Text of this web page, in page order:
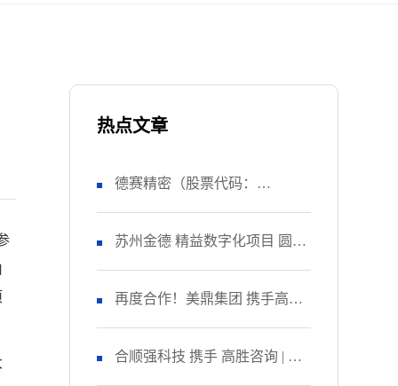
热点文章
德赛精密（股票代码：
SZ000049） 正式启动 管理升级
&精益注塑项目！
苏州金德 精益数字化项目 圆满
收官
再度合作！美鼎集团 携手高胜
咨询 启动管理变革项目
合顺强科技 携手 高胜咨询 | 隆